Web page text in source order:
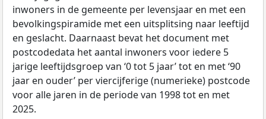
inwoners in de gemeente per levensjaar en met een
bevolkingspiramide met een uitsplitsing naar leeftijd
en geslacht. Daarnaast bevat het document met
postcodedata het aantal inwoners voor iedere 5
jarige leeftijdsgroep van ‘0 tot 5 jaar’ tot en met ‘90
jaar en ouder’ per viercijferige (numerieke) postcode
voor alle jaren in de periode van 1998 tot en met
2025.